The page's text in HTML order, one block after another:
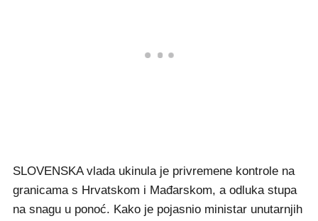
SLOVENSKA vlada ukinula je privremene kontrole na
granicama s Hrvatskom i Mađarskom, a odluka stupa
na snagu u ponoć. Kako je pojasnio ministar unutarnjih